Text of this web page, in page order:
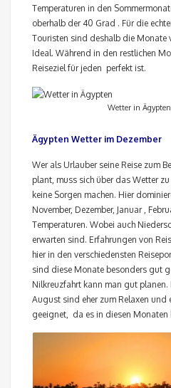
Temperaturen in den
oberhalb der 40 Grad . Für die
Touristen sind deshalb die Monate
Ideal. Während in den restlichen
Reiseziel für jeden perfekt ist.
Wetter in Ägypten
Ägypten Wetter im Dezember
Wer als Urlauber seine Reise zum
plant, muss sich über das Wetter
keine Sorgen machen. Hier
November, Dezember, Januar ,
Temperaturen. Wobei auch
erwarten sind. Erfahrungen von
hier in den verschiedensten
sind diese Monate besonders gut
Nilkreuzfahrt kann man gut
August sind eher zum Relaxen
geeignet, da es in diesen Monaten